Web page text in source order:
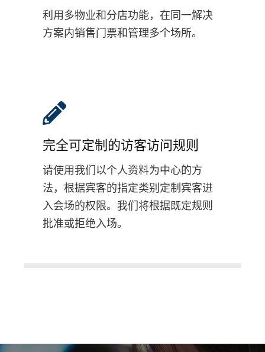
利用多物业和分店功能，在同一解决
方案内销售门票和管理多个场所。
完全可定制的访客访问规则
请使用我们以个人资料为中心的方
法，根据宾客的指定类别定制宾客进
入会场的权限。我们将根据既定规则
批准或拒绝入场。